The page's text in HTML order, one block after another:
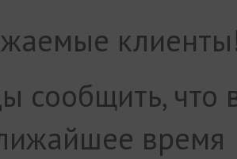
сообщить, что
время